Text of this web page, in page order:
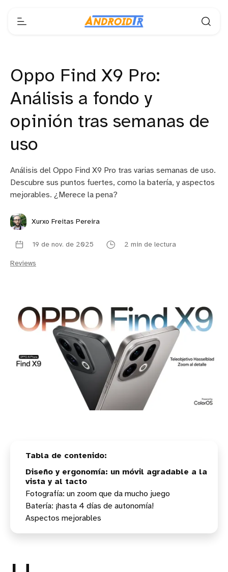
Oppo Find X9 Pro:
Análisis a fondo y
opinión tras semanas de
uso
Análisis del Oppo Find X9 Pro tras varias semanas de uso.
Descubre sus puntos fuertes, como la batería, y aspectos
mejorables. ¿Merece la pena?
Xurxo Freitas Pereira
19 de nov. de 2025 2 min de lectura
Reviews
Diseño y ergonomía: un móvil agradable a la
vista y al tacto
Fotografía: un zoom que da mucho juego
Batería: ¡hasta 4 días de autonomía!
Aspectos mejorables